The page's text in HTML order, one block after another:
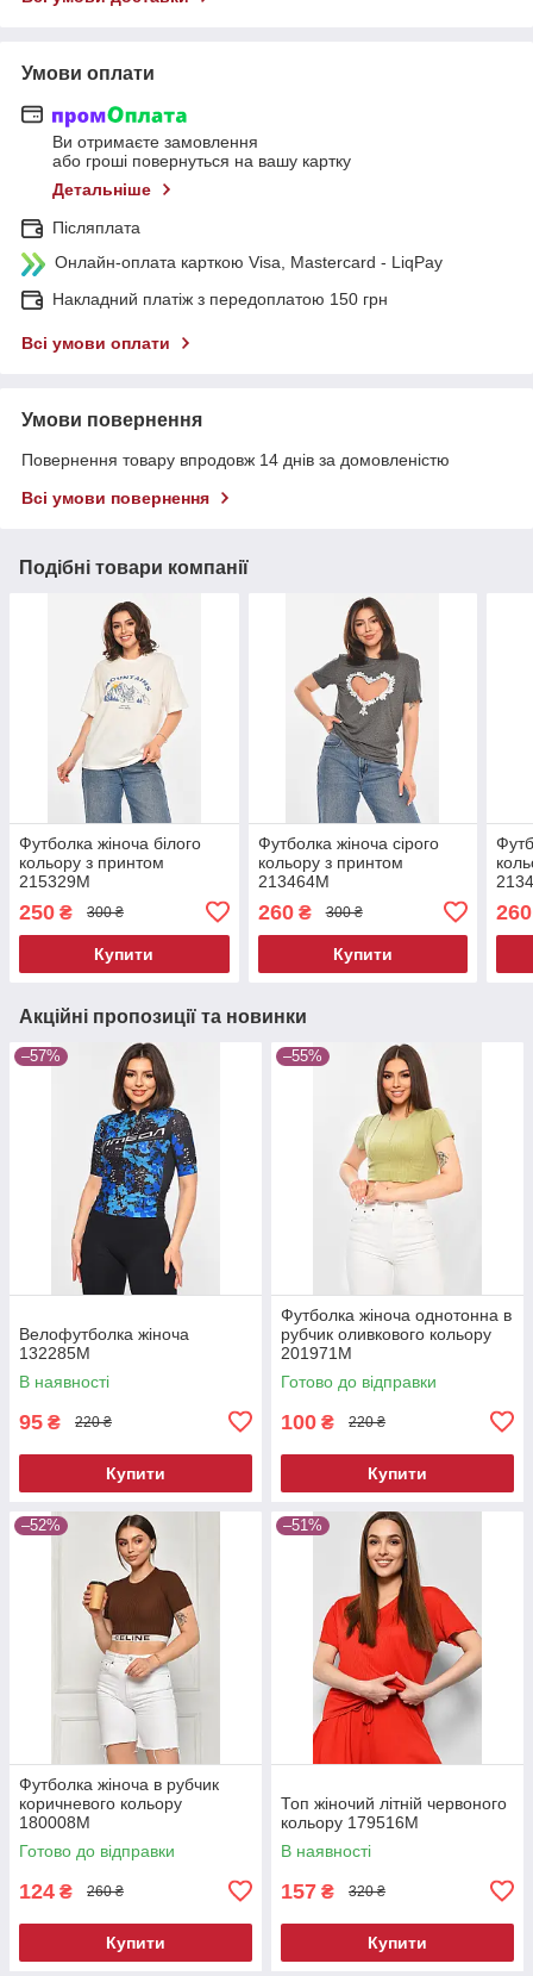
Умови оплати
Ви отримаєте замовлення
або гроші повернуться на вашу картку
Детальніше
Післяплата
Онлайн-оплата карткою Visa, Mastercard - LiqPay
Накладний платіж з передоплатою 150 грн
Всі умови оплати
Умови повернення
Повернення товару впродовж 14 днів за домовленістю
Всі умови повернення
Подібні товари компанії
Футболка жіноча білого
кольору з принтом
215329M
250 ₴ 300 ₴
Купити
Футболка жіноча сірого
кольору з принтом
213464M
260₴ 300 ₴
Купити
260
Акційні пропозиції та новинки
–57%
Велофутболка жiноча
132285M
В наявності
95 ₴ 220 ₴
Купити
–55%
Футболка жіноча однотонна в
рубчик оливкового кольору
201971M
Готово до відправки
100 ₴ 220 ₴
Купити
–52%
Футболка жіноча в рубчик
коричневого кольору
180008M
Готово до відправки
124 ₴ 260 ₴
Купити
–51%
Топ жіночий літній червоного
кольору 179516M
В наявності
157 ₴ 320 ₴
Купити